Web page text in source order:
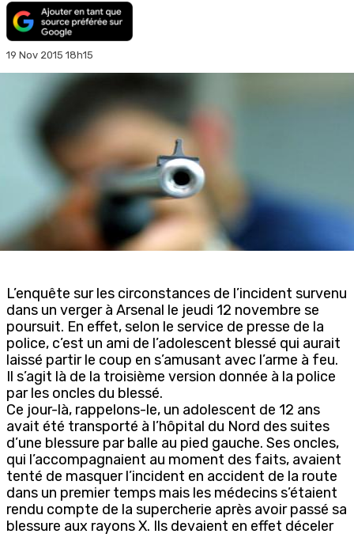
19 Nov 2015 18h15
L’enquête sur les circonstances de l’incident survenu
dans un verger à Arsenal le jeudi 12 novembre se
poursuit. En effet, selon le service de presse de la
police, c’est un ami de l’adolescent blessé qui aurait
laissé partir le coup en s’amusant avec l’arme à feu.
Il s’agit là de la troisième version donnée à la police
par les oncles du blessé.
Ce jour-là, rappelons-le, un adolescent de 12 ans
avait été transporté à l’hôpital du Nord des suites
d’une blessure par balle au pied gauche. Ses oncles,
qui l’accompagnaient au moment des faits, avaient
tenté de masquer l’incident en accident de la route
dans un premier temps mais les médecins s’étaient
rendu compte de la supercherie après avoir passé sa
blessure aux rayons X. Ils devaient en effet déceler